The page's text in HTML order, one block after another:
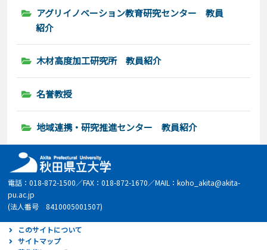
アグリイノベーション教育研究センター 教員
紹介
木材高度加工研究所 教員紹介
名誉教授
地域連携・研究推進センター 教員紹介
電話：018-872-1500／FAX：018-872-1670／MAIL：koho_akita@akita-
pu.ac.jp
(法人番号 8410005001507)
このサイトについて
サイトマップ